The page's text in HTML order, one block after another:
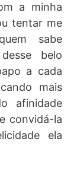
a minha
tentar me
sabe
belo
a cada
mais
afinidade
convidá-la
ela